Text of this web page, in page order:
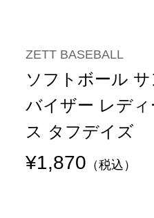
ZETT BASEBALL
ソフトボール
バイザー レディ
ス タフデイズ
¥1,870 （税込）